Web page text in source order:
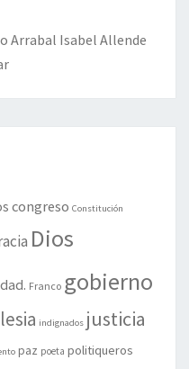
Arrabal Isabel Allende
congreso Constitución
Dios
Franco gobierno
indignados justicia
paz poeta politiqueros